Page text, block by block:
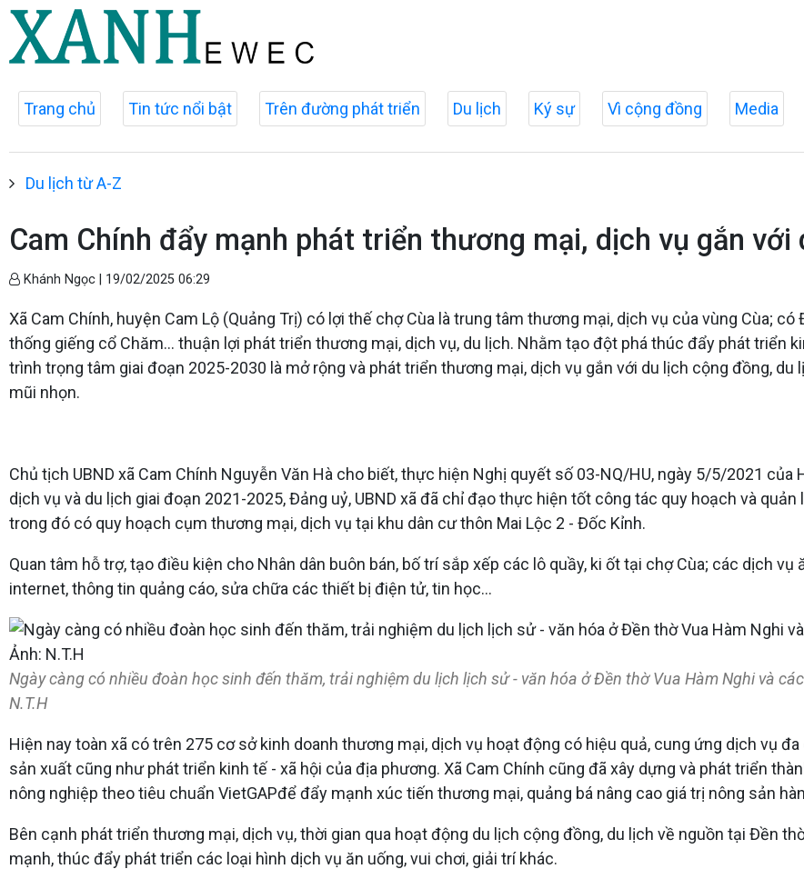
Trang chủ Tin tức nổi bật Trên đường phát triển Du lịch Ký sự Vì cộng đồng Media
Du lịch từ A-Z
Cam Chính đẩy mạnh phát triển thương mại, dịch vụ gắn với
Khánh Ngọc | 19/02/2025 06:29
Xã Cam Chính, huyện Cam Lộ (Quảng Trị) có lợi thế chợ Cùa là trung tâm thương mại, dịch vụ của vùng Cùa;
thống giếng cổ Chăm... thuận lợi phát triển thương mại, dịch vụ, du lịch. Nhằm tạo đột phá thúc đẩy phát triển
trình trọng tâm giai đoạn 2025-2030 là mở rộng và phát triển thương mại, dịch vụ gắn với du lịch cộng đồng,
mũi nhọn.
Chủ tịch UBND xã Cam Chính Nguyễn Văn Hà cho biết, thực hiện Nghị quyết số 03-NQ/HU, ngày 5/5/2021
dịch vụ và du lịch giai đoạn 2021-2025, Đảng uỷ, UBND xã đã chỉ đạo thực hiện tốt công tác quy hoạch và
trong đó có quy hoạch cụm thương mại, dịch vụ tại khu dân cư thôn Mai Lộc 2 - Đốc Kỉnh.
Quan tâm hỗ trợ, tạo điều kiện cho Nhân dân buôn bán, bố trí sắp xếp các lô quầy, ki ốt tại chợ Cùa; các dịch
internet, thông tin quảng cáo, sửa chữa các thiết bị điện tử, tin học...
Ngày càng có nhiều đoàn học sinh đến thăm, trải nghiệm du lịch lịch sử - văn hóa ở Đền thờ Vua Hàm Nghi và
N.T.H
Hiện nay toàn xã có trên 275 cơ sở kinh doanh thương mại, dịch vụ hoạt động có hiệu quả, cung ứng dịch vụ
sản xuất cũng như phát triển kinh tế - xã hội của địa phương. Xã Cam Chính cũng đã xây dựng và phát triển
nông nghiệp theo tiêu chuẩn VietGAPđể đẩy mạnh xúc tiến thương mại, quảng bá nâng cao giá trị nông sản
Bên cạnh phát triển thương mại, dịch vụ, thời gian qua hoạt động du lịch cộng đồng, du lịch về nguồn tại Đền
mạnh, thúc đẩy phát triển các loại hình dịch vụ ăn uống, vui chơi, giải trí khác.